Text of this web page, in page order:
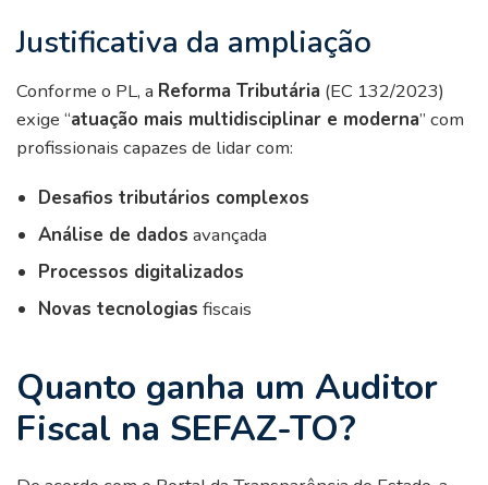
Justificativa da ampliação
Conforme o PL, a Reforma Tributária (EC 132/2023)
exige “atuação mais multidisciplinar e moderna” com
profissionais capazes de lidar com:
Desafios tributários complexos
Análise de dados avançada
Processos digitalizados
Novas tecnologias fiscais
Quanto ganha um Auditor
Fiscal na SEFAZ-TO?